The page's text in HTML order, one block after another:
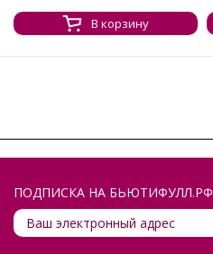
В корзину
ПОДПИСКА НА БЬЮТИФУЛЛ.РФ